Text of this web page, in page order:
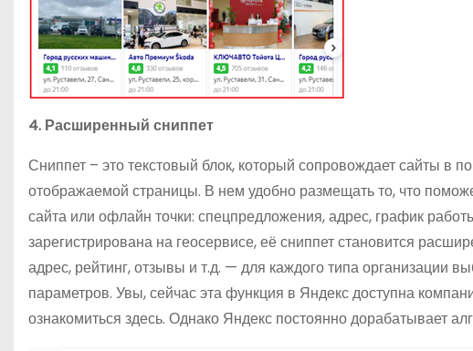
4. Расширенный сниппет
Сниппет – это текстовый блок, который сопровождает сайты
отображаемой страницы. В нем удобно размещать то, что
сайта или офлайн точки: спецпредложения, адрес, график
зарегистрирована на геосервисе, её сниппет становится
адрес, рейтинг, отзывы и т.д. — для каждого типа организации
параметров. Увы, сейчас эта функция в Яндекс доступна
ознакомиться здесь. Однако Яндекс постоянно дорабатывает